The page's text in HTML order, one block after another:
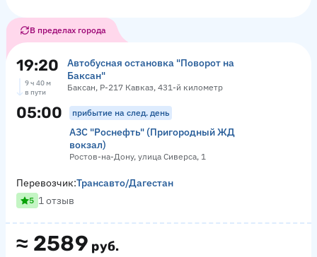
В пределах города
19:20
Автобусная остановка "Поворот на
Баксан"
Баксан, Р-217 Кавказ, 431-й километр
9 ч 40 м
в пути
05:00 прибытие на след. день
АЗС "Роснефть" (Пригородный ЖД
вокзал)
Ростов-на-Дону, улица Сиверса, 1
≈ 2589 руб.
Перевозчик:Трансавто/Дагестан
5 1 отзыв